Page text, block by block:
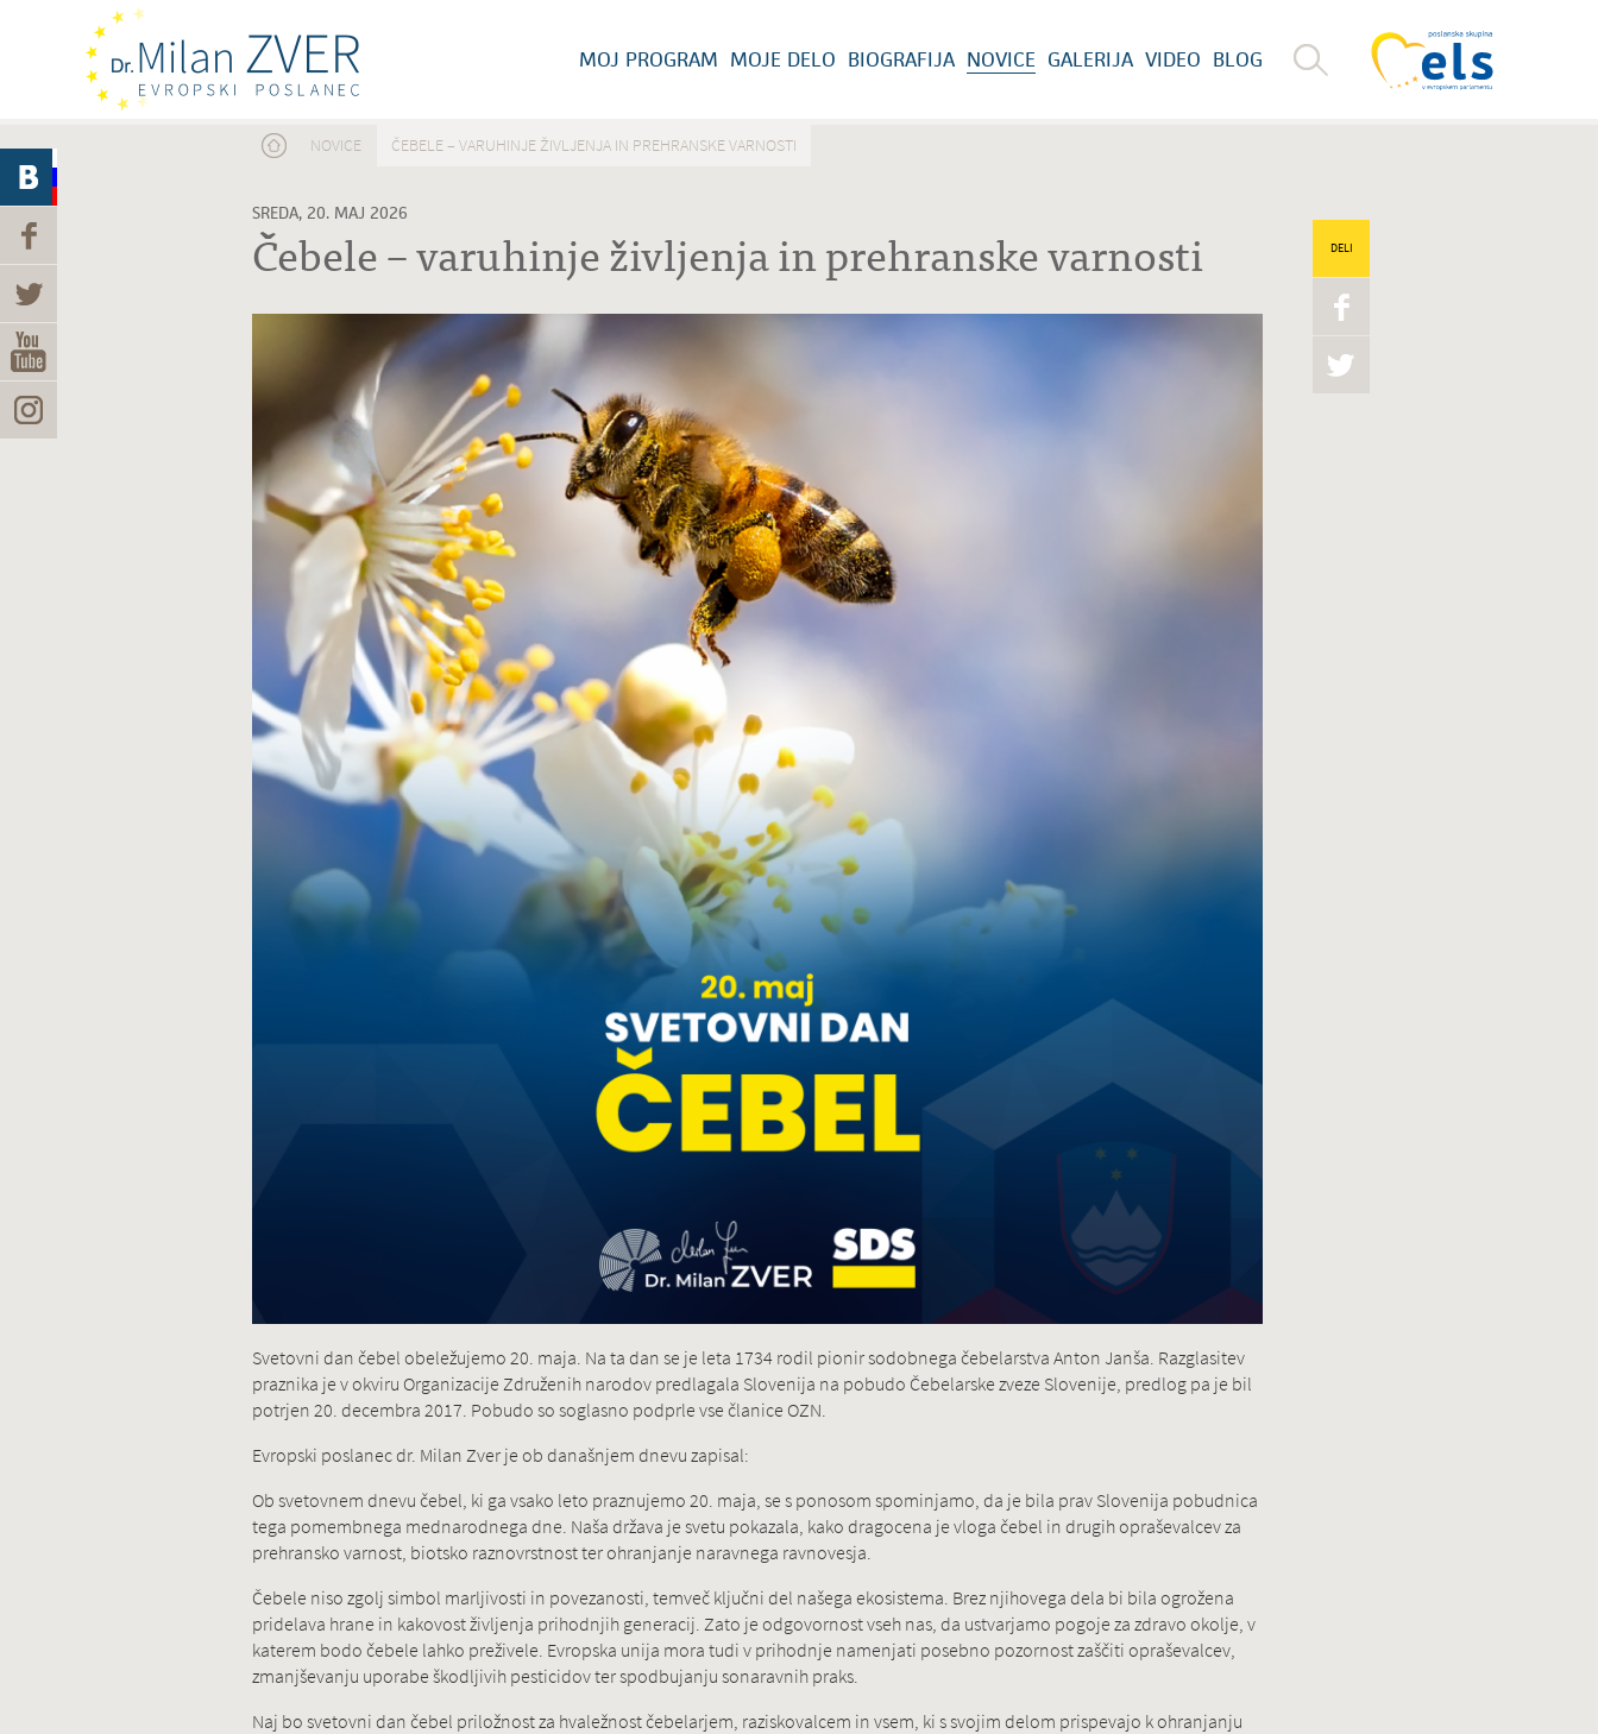
MOJ PROGRAM MOJE DELO BIOGRAFIJA NOVICE GALERIJA VIDEO BLOG
Nahajate se tukaj
NOVICE ČEBELE – VARUHINJE ŽIVLJENJA IN PREHRANSKE VARNOSTI
SREDA, 20. MAJ 2026
Čebele – varuhinje življenja in prehranske varnosti DELI
Svetovni dan čebel obeležujemo 20. maja. Na ta dan se je leta 1734 rodil pionir sodobnega čebelarstva Anton Janša. Razglasitev
praznika je v okviru Organizacije Združenih narodov predlagala Slovenija na pobudo Čebelarske zveze Slovenije, predlog pa je bil
potrjen 20. decembra 2017. Pobudo so soglasno podprle vse članice OZN.
Evropski poslanec dr. Milan Zver je ob današnjem dnevu zapisal:
Ob svetovnem dnevu čebel, ki ga vsako leto praznujemo 20. maja, se s ponosom spominjamo, da je bila prav Slovenija pobudnica
tega pomembnega mednarodnega dne. Naša država je svetu pokazala, kako dragocena je vloga čebel in drugih opraševalcev za
prehransko varnost, biotsko raznovrstnost ter ohranjanje naravnega ravnovesja.
Čebele niso zgolj simbol marljivosti in povezanosti, temveč ključni del našega ekosistema. Brez njihovega dela bi bila ogrožena
pridelava hrane in kakovost življenja prihodnjih generacij. Zato je odgovornost vseh nas, da ustvarjamo pogoje za zdravo okolje, v
katerem bodo čebele lahko preživele. Evropska unija mora tudi v prihodnje namenjati posebno pozornost zaščiti opraševalcev,
zmanjševanju uporabe škodljivih pesticidov ter spodbujanju sonaravnih praks.
Naj bo svetovni dan čebel priložnost za hvaležnost čebelarjem, raziskovalcem in vsem, ki s svojim delom prispevajo k ohranjanju